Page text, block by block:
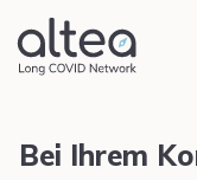
Bei Ihrem